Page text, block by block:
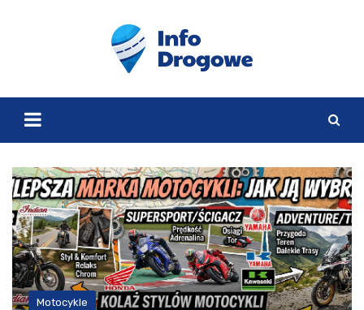
Motocykle